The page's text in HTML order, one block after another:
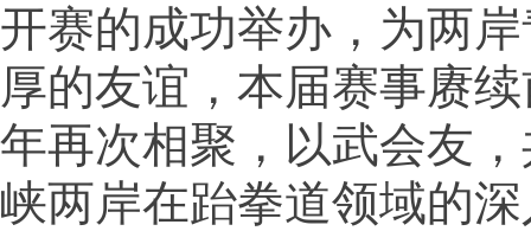
开赛的成功举办，为两
厚的友谊，本届赛事赓
年再次相聚，以武会友
峡两岸在跆拳道领域的